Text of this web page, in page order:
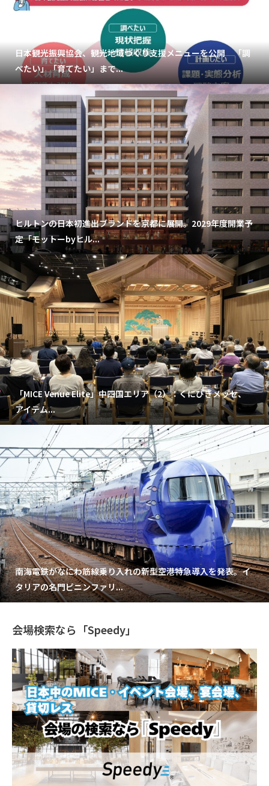
日本観光振興協会、観光地域づくり支援メニューを公開 「調
べたい」「育てたい」まで...
ヒルトンの日本初進出ブランドを京都に展開。2029年度開業予
定「モットーbyヒル...
「MICE Venue Elite」中四国エリア（2）：くにびきメッセ、
アイテム...
南海電鉄がなにわ筋線乗り入れの新型空港特急導入を発表。イ
タリアの名門ピニンファリ...
会場検索なら「Speedy」